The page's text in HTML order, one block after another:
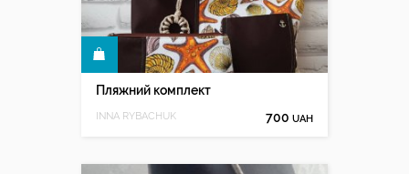
Пляжний комплект
INNA RYBACHUK 700 UAH